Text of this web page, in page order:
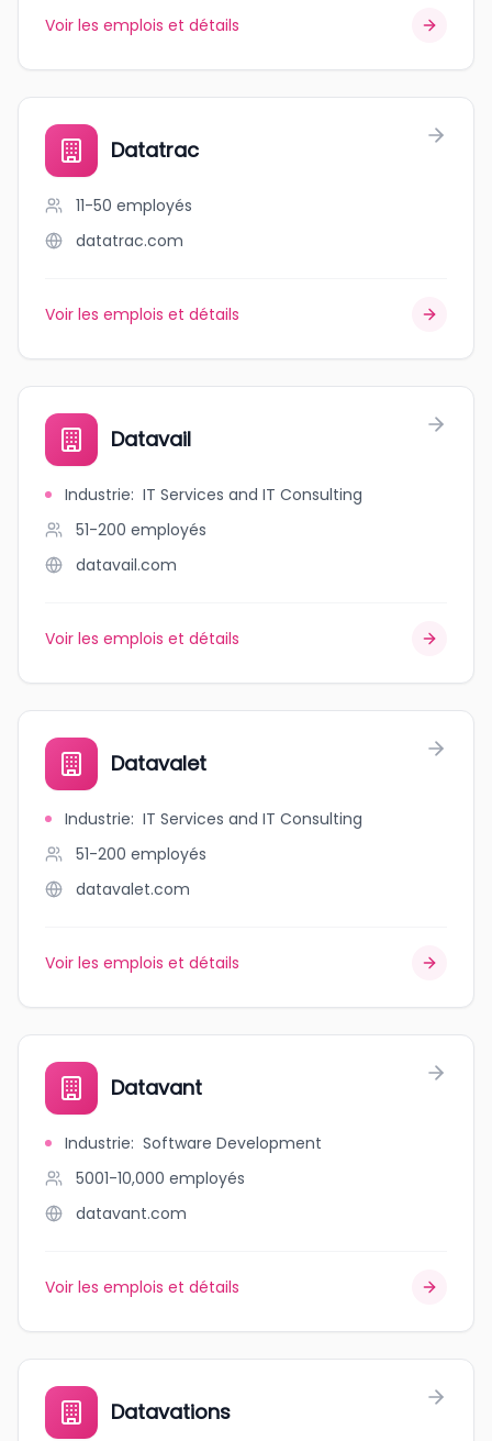
Voir les emplois et détails
Datatrac
11-50 employés
datatrac.com
Voir les emplois et détails
Datavail
Industrie: IT Services and IT Consulting
51-200 employés
datavail.com
Voir les emplois et détails
Datavalet
Industrie: IT Services and IT Consulting
51-200 employés
datavalet.com
Voir les emplois et détails
Datavant
Industrie: Software Development
5001-10,000 employés
datavant.com
Voir les emplois et détails
Datavations